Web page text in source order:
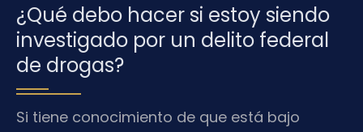
¿Qué debo hacer si estoy siendo
investigado por un delito federal
de drogas?
Si tiene conocimiento de que está bajo